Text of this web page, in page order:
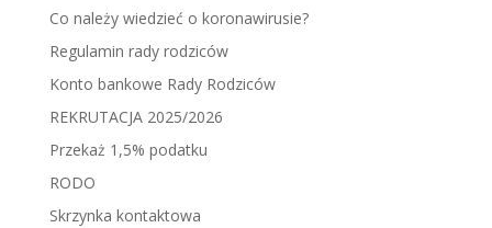
Co należy wiedzieć o koronawirusie?
Regulamin rady rodziców
Konto bankowe Rady Rodziców
REKRUTACJA 2025/2026
Przekaż 1,5% podatku
RODO
Skrzynka kontaktowa